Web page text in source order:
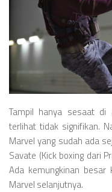
Tampil hanya sesaat di
terlihat tidak signifikan.
Marvel yang sudah ada
Savate (Kick boxing dari
Ada kemungkinan
Marvel selanjutnya.